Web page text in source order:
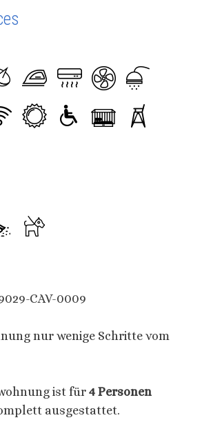
CAV-0009
nur wenige Schritte vom
ist für 4 Personen
ausgestattet.